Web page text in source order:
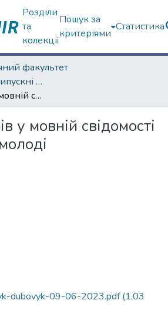
Розділи
та
колекції
Пошук за
критеріями
Статистика
факультет
Кваліфікаційні випускні роботи бакалаврів. Філологічний факультет
Образ батьків у мовній свідомості української молоді
у мовній свідомості
dubovyk-09-06-2023.pdf(1,03